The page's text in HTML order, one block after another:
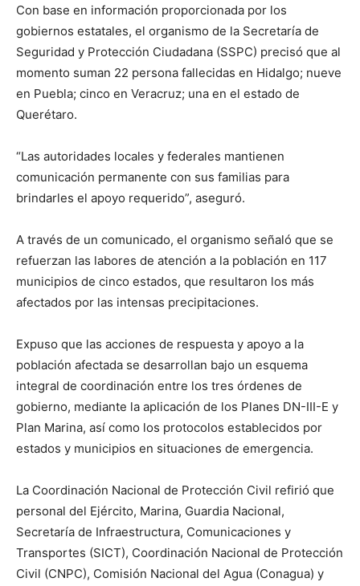
Con base en información proporcionada por los
gobiernos estatales, el organismo de la Secretaría de
Seguridad y Protección Ciudadana (SSPC) precisó que al
momento suman 22 persona fallecidas en Hidalgo; nueve
en Puebla; cinco en Veracruz; una en el estado de
Querétaro.
“Las autoridades locales y federales mantienen
comunicación permanente con sus familias para
brindarles el apoyo requerido”, aseguró.
A través de un comunicado, el organismo señaló que se
refuerzan las labores de atención a la población en 117
municipios de cinco estados, que resultaron los más
afectados por las intensas precipitaciones.
Expuso que las acciones de respuesta y apoyo a la
población afectada se desarrollan bajo un esquema
integral de coordinación entre los tres órdenes de
gobierno, mediante la aplicación de los Planes DN-III-E y
Plan Marina, así como los protocolos establecidos por
estados y municipios en situaciones de emergencia.
La Coordinación Nacional de Protección Civil refirió que
personal del Ejército, Marina, Guardia Nacional,
Secretaría de Infraestructura, Comunicaciones y
Transportes (SICT), Coordinación Nacional de Protección
Civil (CNPC), Comisión Nacional del Agua (Conagua) y